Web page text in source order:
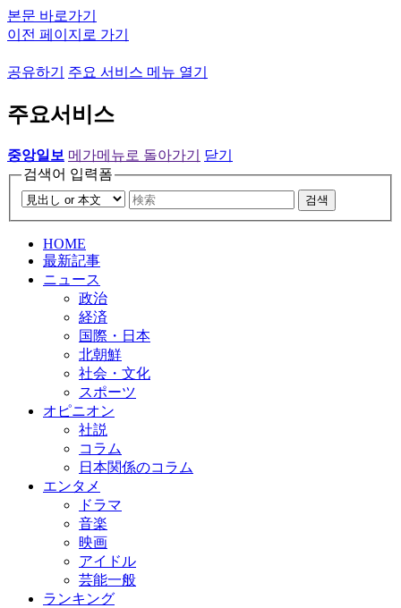
본문 바로가기
이전 페이지로 가기
공유하기 주요 서비스 메뉴 열기
주요서비스
중앙일보 메가메뉴로 돌아가기
닫기
검색어 입력폼
검색
HOME
最新記事
ニュース
政治
経済
国際・日本
北朝鮮
社会・文化
スポーツ
オピニオン
社説
コラム
日本関係のコラム
エンタメ
ドラマ
音楽
映画
アイドル
芸能一般
ランキング